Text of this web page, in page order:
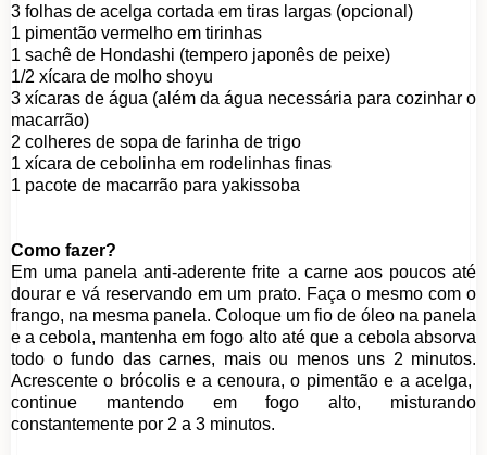
3 folhas de acelga cortada em tiras largas (opcional)
1 pimentão vermelho em tirinhas
1 sachê de Hondashi (tempero japonês de peixe)
1/2 xícara de molho shoyu
3 xícaras de água (além da água necessária para cozinhar o
macarrão)
2 colheres de sopa de farinha de trigo
1 xícara de cebolinha em rodelinhas finas
1 pacote de macarrão para yakissoba
Como fazer?
Em uma panela anti-aderente frite a carne aos poucos até
dourar e vá reservando em um prato. Faça o mesmo com o
frango, na mesma panela. Coloque um fio de óleo na panela
e a cebola, mantenha em fogo alto até que a cebola absorva
todo o fundo das carnes, mais ou menos uns 2 minutos.
Acrescente o brócolis e a cenoura, o pimentão e a acelga,
continue mantendo em fogo alto, misturando
constantemente por 2 a 3 minutos.